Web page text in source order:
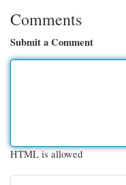
Comments
Submit a Comment
HTML is allowed